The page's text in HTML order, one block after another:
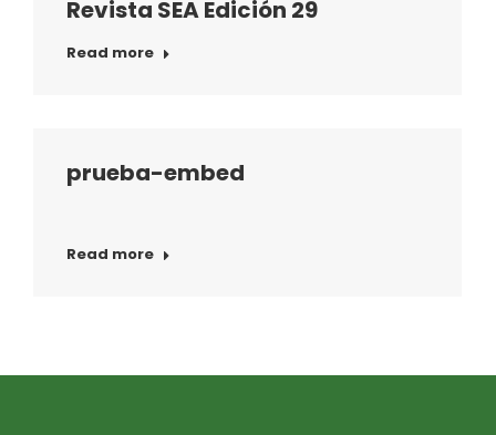
Revista SEA Edición 29
Read more
prueba-embed
Read more